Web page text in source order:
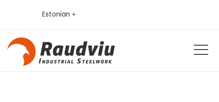
Estonian